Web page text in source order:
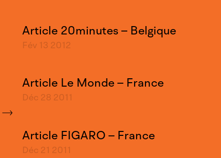
Article 20minutes – Belgique
Fév 13 2012
Article Le Monde – France
Déc 28 2011
Article FIGARO – France
Déc 21 2011